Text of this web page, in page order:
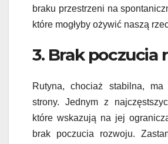
braku przestrzeni na
które mogłyby ożywić naszą
3. Brak poczucia
Rutyna, chociaż stabilna,
strony. Jednym z
które wskazują na jej
brak poczucia rozwoju.